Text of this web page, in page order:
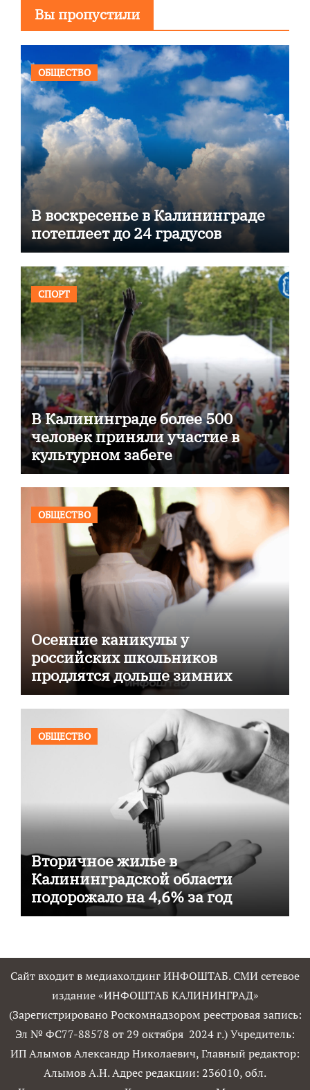
Вы пропустили
ОБЩЕСТВО
В воскресенье в Калининграде
потеплеет до 24 градусов
СПОРТ
В Калининграде более 500
человек приняли участие в
культурном забеге
ОБЩЕСТВО
Осенние каникулы у
российских школьников
продлятся дольше зимних
ОБЩЕСТВО
Вторичное жилье в
Калининградской области
подорожало на 4,6% за год
Сайт входит в медиахолдинг ИНФОШТАБ. СМИ сетевое
издание «ИНФОШТАБ КАЛИНИНГРАД»
(Зарегистрировано Роскомнадзором реестровая запись:
Эл № ФС77-88578 от 29 октября 2024 г.) Учредитель:
ИП Алымов Александр Николаевич, Главный редактор:
Алымов А.Н. Адрес редакции: 236010, обл.